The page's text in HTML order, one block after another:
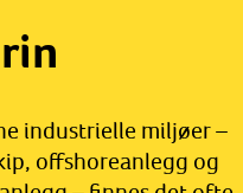
industrielle miljøer –
offshoreanlegg og